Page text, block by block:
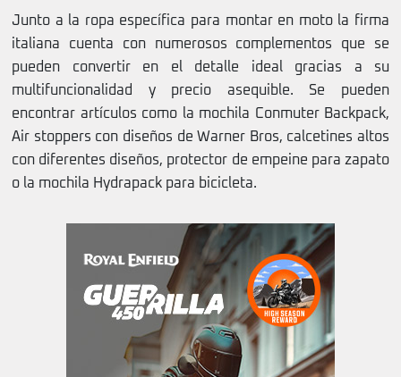
Junto a la ropa específica para montar en moto la firma
italiana cuenta con numerosos complementos que se
pueden convertir en el detalle ideal gracias a su
multifuncionalidad y precio asequible. Se pueden
encontrar artículos como la mochila Conmuter Backpack,
Air stoppers con diseños de Warner Bros, calcetines altos
con diferentes diseños, protector de empeine para zapato
o la mochila Hydrapack para bicicleta.